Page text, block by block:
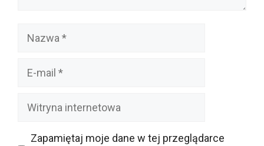
Nazwa
Witryna
Zapamiętaj moje dane w tej przeglądarce